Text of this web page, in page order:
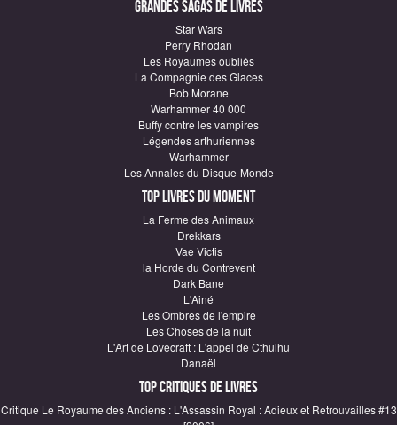
Grandes sagas de Livres
Star Wars
Perry Rhodan
Les Royaumes oubliés
La Compagnie des Glaces
Bob Morane
Warhammer 40 000
Buffy contre les vampires
Légendes arthuriennes
Warhammer
Les Annales du Disque-Monde
Top Livres du moment
La Ferme des Animaux
Drekkars
Vae Victis
la Horde du Contrevent
Dark Bane
L'Ainé
Les Ombres de l'empire
Les Choses de la nuit
L'Art de Lovecraft : L'appel de Cthulhu
Danaël
Top critiques de Livres
Critique Le Royaume des Anciens : L'Assassin Royal : Adieux et Retrouvailles #13